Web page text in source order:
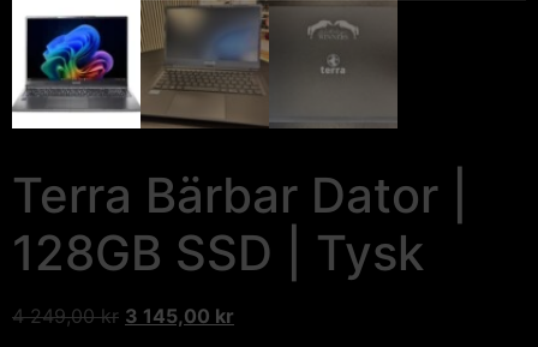
Terra Bärbar Dator |
128GB SSD | Tysk
4 249,00kr 3 145,00 kr